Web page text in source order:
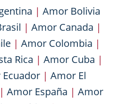
| Amor Bolivia
| Amor Canada |
| Amor Colombia |
Rica | Amor Cuba |
| Amor El
| Amor España | Amor